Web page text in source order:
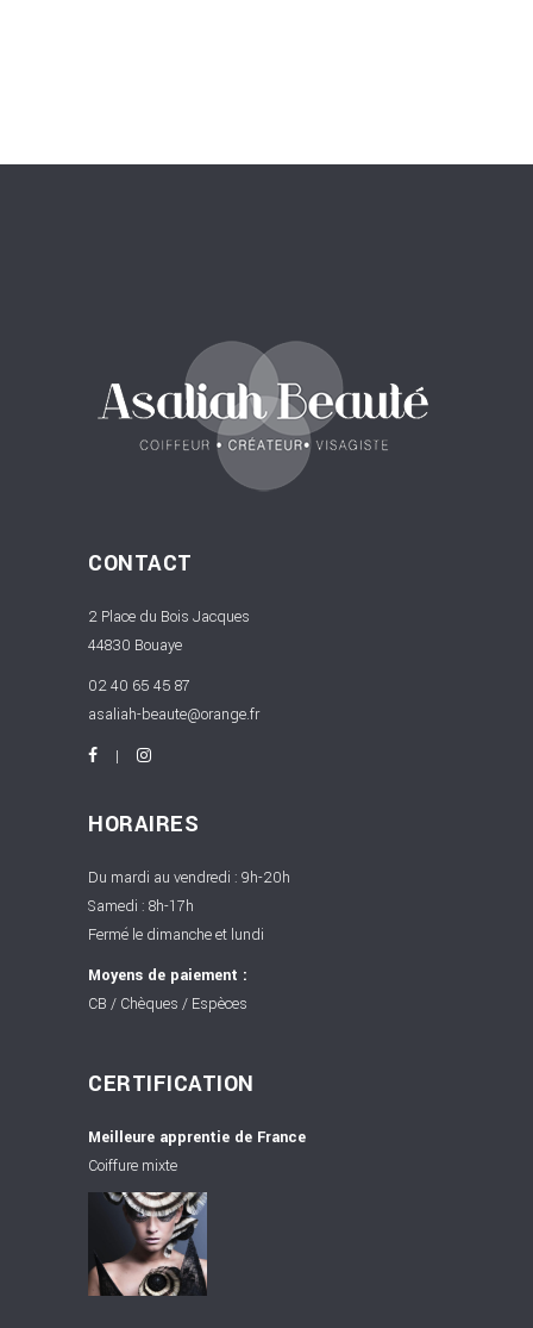
CONTACT
2 Place du Bois Jacques
44830 Bouaye
02 40 65 45 87
asaliah-beaute@orange.fr
HORAIRES
Du mardi au vendredi : 9h-20h
Samedi : 8h-17h
Fermé le dimanche et lundi
Moyens de paiement :
CB / Chèques / Espèces
CERTIFICATION
Meilleure apprentie de France
Coiffure mixte